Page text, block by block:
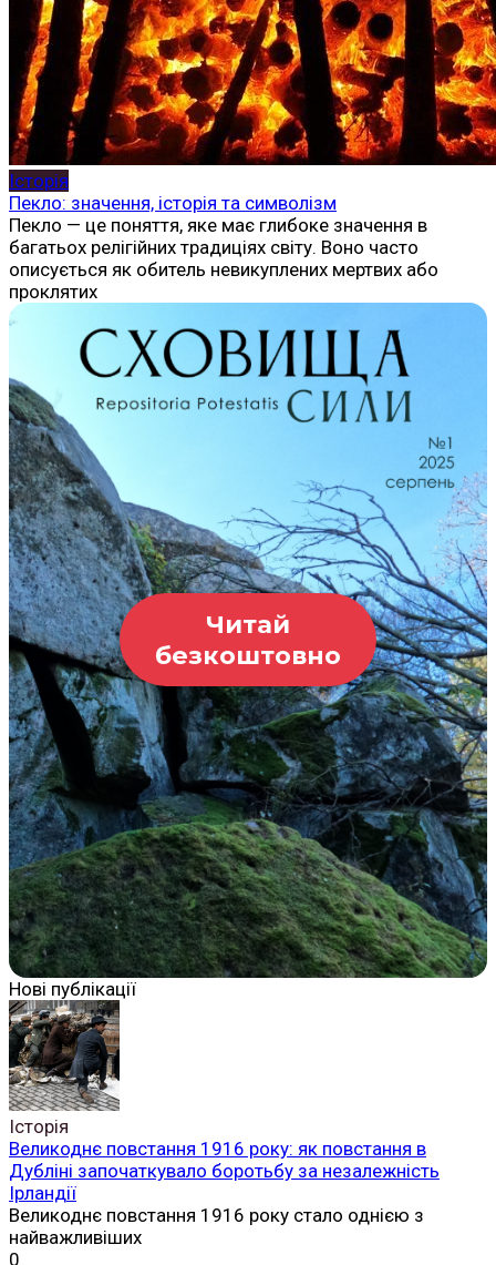
Історія
Пекло: значення, історія та символізм
Пекло — це поняття, яке має глибоке значення в
багатьох релігійних традиціях світу. Воно часто
описується як обитель невикуплених мертвих або
проклятих
Читай
безкоштовно
Нові публікації
Історія
Великоднє повстання 1916 року: як повстання в
Дубліні започаткувало боротьбу за незалежність
Ірландії
Великоднє повстання 1916 року стало однією з
найважливіших
0